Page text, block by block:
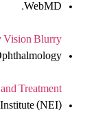
WebMD.
Blurry?
Treatment
(NEI).